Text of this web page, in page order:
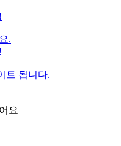
.
트 됩니다.
요